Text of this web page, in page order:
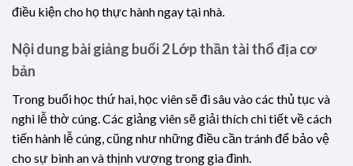
điều kiện cho họ thực hành ngay tại nhà.
Nội dung bài giảng buổi 2Lớp thần tài thổ địa cơ
bản
Trong buổi học thứ hai, học viên sẽ đi sâu vào các thủ tục và
nghi lễ thờ cúng. Các giảng viên sẽ giải thích chi tiết về cách
tiến hành lễ cúng, cũng như những điều cần tránh để bảo vệ
cho sự bình an và thịnh vượng trong gia đình.